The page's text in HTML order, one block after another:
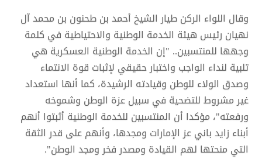
وقال اللواء الركن طيار الشيخ أحمد بن طحنون بن محمد آل
نهيان رئيس هيئة الخدمة الوطنية والاحتياطية في كلمة
وجهها للمنتسبين.. "إن الخدمة الوطنية العسكرية هي
تلبية لنداء الواجب واختبار حقيقي لإثبات قوة الانتماء
وصدق الولاء للوطن وقيادته الرشيدة، كما أنها استعداد
غير مشروط للتضحية في سبيل عزة الوطن وشموخه
ورفعته"، مؤكدا أن المنتسبين للخدمة الوطنية أثبتوا أنهم
أبناء زايد باني عز الإمارات ومجدها، وأنهم على قدر الثقة
التي منحتها لهم القيادة ومصدر فخر ومجد الوطن".